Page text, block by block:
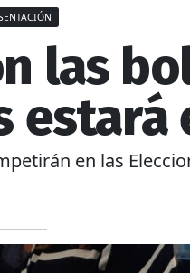
las
estará
en las